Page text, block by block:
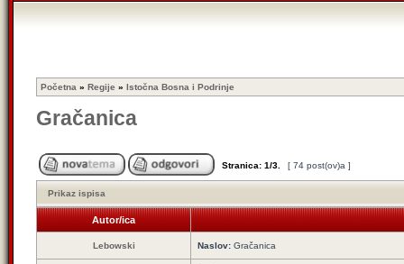
Početna » Regije » Istočna Bosna i Podrinje
Gračanica
Stranica: 1/3 [ 74 post(ov)a ]
Prikaz ispisa
Autor/ica
Lebowski Naslov: Gračanica